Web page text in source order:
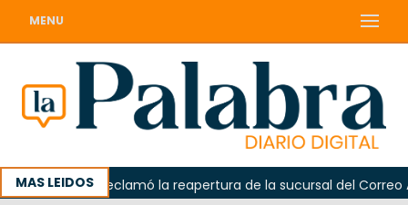
MENU
MAS LEIDOS
Odarda reclamó la reapertura de la sucursal del Correo